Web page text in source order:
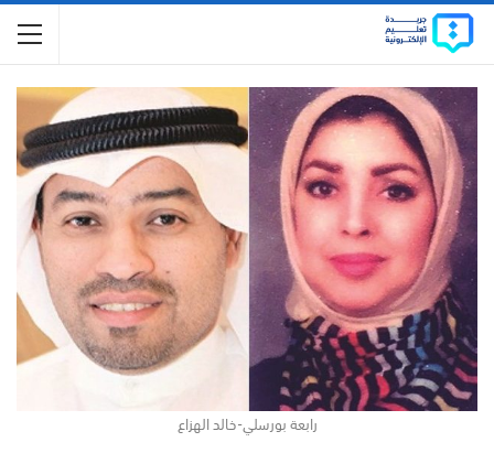
رابعة بورسلي- خالد الهزاع